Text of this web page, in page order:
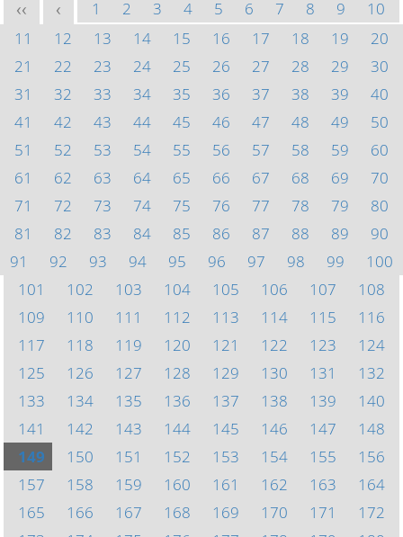
<< < 1 2 3 4 5 6 7 8 9
10
11
12 13 14 15 16 17 18 19
20
21
22 23 24 25 26 27 28 29
30
31
32 33 34 35 36 37 38 39
40
41
42 43 44 45 46 47 48 49
50
51
52 53 54 55 56 57 58 59
60
61
62 63 64 65 66 67 68 69
70
71
72 73 74 75 76 77 78 79
80
81
82 83 84 85 86 87 88 89
90
91
92 93 94 95 96 97 98 99
100
101
102 103 104 105 106 107
108
109
110 111 112 113 114 115
116
117
118 119 120 121 122 123
124
125
126 127 128 129 130 131
132
133
134 135 136 137 138 139
140
141
142 143 144 145 146 147
148
149
150 151 152 153 154 155
156
157
158 159 160 161 162 163
164
165
166 167 168 169 170 171
172